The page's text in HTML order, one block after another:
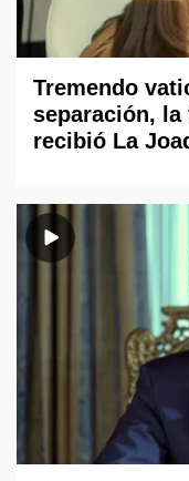
Tremendo
separación, la
recibió La